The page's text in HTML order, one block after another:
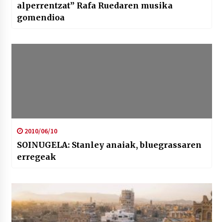
alperrentzat” Rafa Ruedaren musika
gomendioa
2010/06/10
SOINUGELA: Stanley anaiak, bluegrassaren
erregeak